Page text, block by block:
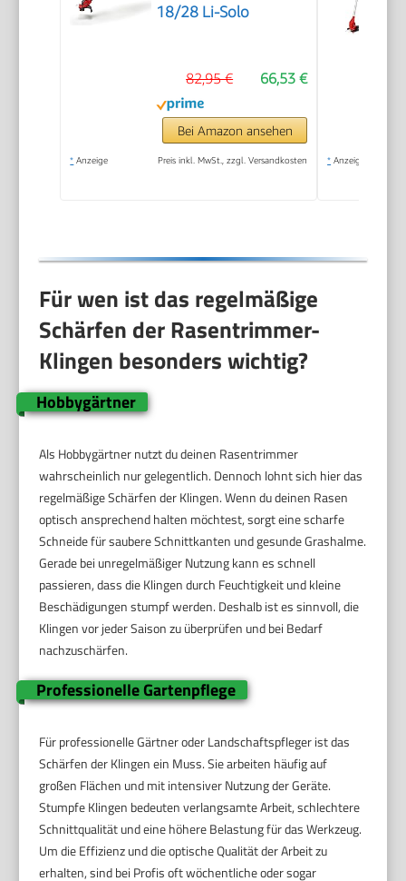
18/28 Li-Solo
66,53 €
82,95 €
Bei Amazon ansehen
* Anzeige Preis inkl. MwSt., zzgl. Versandkosten * Anzeige
Für wen ist das regelmäßige
Schärfen der Rasentrimmer-
Klingen besonders wichtig?
Hobbygärtner
Als Hobbygärtner nutzt du deinen Rasentrimmer
wahrscheinlich nur gelegentlich. Dennoch lohnt sich hier das
regelmäßige Schärfen der Klingen. Wenn du deinen Rasen
optisch ansprechend halten möchtest, sorgt eine scharfe
Schneide für saubere Schnittkanten und gesunde Grashalme.
Gerade bei unregelmäßiger Nutzung kann es schnell
passieren, dass die Klingen durch Feuchtigkeit und kleine
Beschädigungen stumpf werden. Deshalb ist es sinnvoll, die
Klingen vor jeder Saison zu überprüfen und bei Bedarf
nachzuschärfen.
Professionelle Gartenpflege
Für professionelle Gärtner oder Landschaftspfleger ist das
Schärfen der Klingen ein Muss. Sie arbeiten häufig auf
großen Flächen und mit intensiver Nutzung der Geräte.
Stumpfe Klingen bedeuten verlangsamte Arbeit, schlechtere
Schnittqualität und eine höhere Belastung für das Werkzeug.
Um die Effizienz und die optische Qualität der Arbeit zu
erhalten, sind bei Profis oft wöchentliche oder sogar